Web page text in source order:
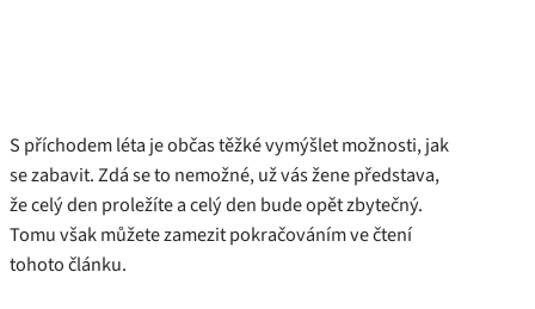
S příchodem léta je občas těžké vymýšlet možnosti, jak
se zabavit. Zdá se to nemožné, už vás žene představa,
že celý den proležíte a celý den bude opět zbytečný.
Tomu však můžete zamezit pokračováním ve čtení
tohoto článku.